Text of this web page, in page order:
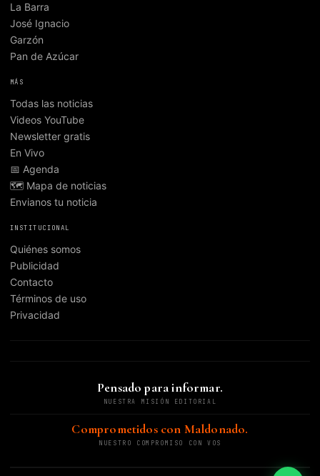
La Barra
José Ignacio
Garzón
Pan de Azúcar
MÁS
Todas las noticias
Videos YouTube
Newsletter gratis
En Vivo
📅 Agenda
🗺️ Mapa de noticias
Envianos tu noticia
INSTITUCIONAL
Quiénes somos
Publicidad
Contacto
Términos de uso
Privacidad
Pensado para informar.
NUESTRA MISIÓN EDITORIAL
Comprometidos con Maldonado.
NUESTRO COMPROMISO CON VOS